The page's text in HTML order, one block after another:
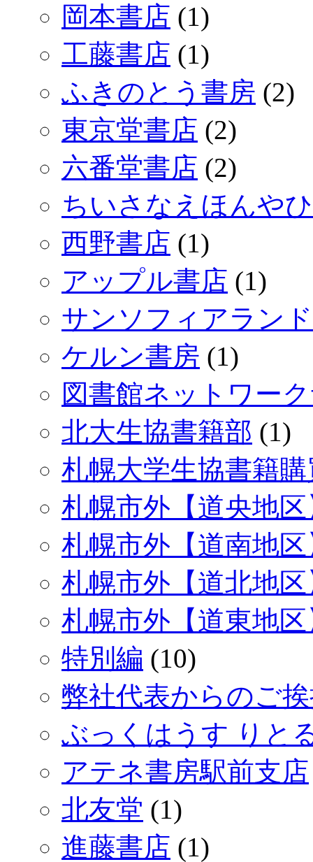
岡本書店 (1)
工藤書店 (1)
ふきのとう書房 (2)
東京堂書店 (2)
六番堂書店 (2)
ちいさなえほんや
西野書店 (1)
アップル書店 (1)
サンソフィアランド
ケルン書房 (1)
図書館ネットワー
北大生協書籍部 (1)
札幌大学生協書籍
札幌市外【道央地区
札幌市外【道南地区
札幌市外【道北地区
札幌市外【道東地区
特別編 (10)
弊社代表からのご
ぶっくはうす りと
アテネ書房駅前支店
北友堂 (1)
進藤書店 (1)